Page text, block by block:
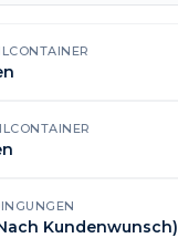
Kundenwunsch)